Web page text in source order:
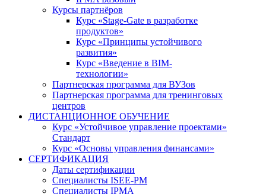
Курсы партнёров
Курс «Stage-Gate в разработке
продуктов»
Курс «Принципы устойчивого
развития»
Курс «Введение в BIM-
технологии»
Партнерская программа для ВУЗов
Партнерская программа для тренинговых
центров
ДИСТАНЦИОННОЕ ОБУЧЕНИЕ
Курс «Устойчивое управление проектами»
Стандарт
Курс «Основы управления финансами»
СЕРТИФИКАЦИЯ
Даты сертификации
Специалисты ISEE-PM
Специалисты IPMA